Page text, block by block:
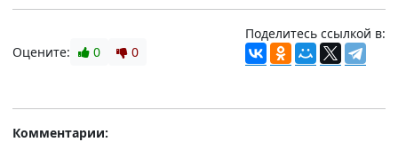
Оцените: 0 0
Поделитесь ссылкой в:
Комментарии: